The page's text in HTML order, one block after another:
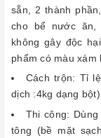
sẵn, 2 thành
cho bể nước ăn,
không gây độc
phẩm có màu xám
Cách trộn: Tỉ
dịch :4kg dạng
Thi công:
tông (bề mặt